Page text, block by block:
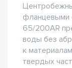
фланцевыми
65/200AR
воды без
к
твердых